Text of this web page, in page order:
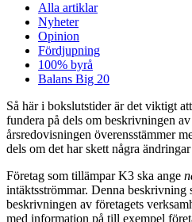
Alla artiklar
Nyheter
Opinion
Fördjupning
100% byrå
Balans Big 20
Så här i bokslutstider är det viktigt
fundera på dels om beskrivningen
årsredovisningen överensstämmer
dels om det har skett några
Företag som tillämpar K3 ska ange
intäktsströmmar. Denna be­skrivning
beskrivningen av företagets
med information på till exempel